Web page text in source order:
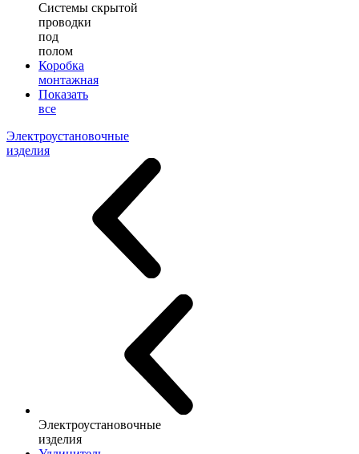
Системы скрытой
проводки
под
полом
Коробка
монтажная
Показать
все
Электроустановочные
изделия
Электроустановочные
изделия